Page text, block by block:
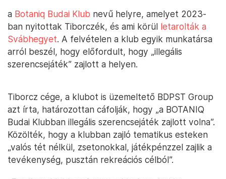
a Botaniq Budai Klub nevű helyre, amelyet 2023-
ban nyitottak Tiborczék, és ami körül letarolták a
Svábhegyet. A felvételen a klub egyik munkatársa
arról beszél, hogy előfordult, hogy „illegális
szerencsejáték” zajlott a helyen.
Tiborcz cége, a klubot is üzemeltető BDPST Group
azt írta, határozottan cáfolják, hogy „a BOTANIQ
Budai Klubban illegális szerencsejáték zajlott volna”.
Közölték, hogy a klubban zajló tematikus esteken
„valós tét nélkül, zsetonokkal, játékpénzzel zajlik a
tevékenység, pusztán rekreációs célból”.